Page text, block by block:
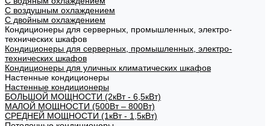
С воздушным охлаждением
С двойным охлаждением
Кондиционеры для серверных, промышленных, электро-
технических шкафов
Кондиционеры для серверных, промышленных, электро-
технических шкафов
Кондиционеры для уличных климатических шкафов
Настенные кондиционеры
Настенные кондиционеры
БОЛЬШОЙ МОЩНОСТИ (2кВт - 6,5кВт)
МАЛОЙ МОЩНОСТИ (500Вт – 800Вт)
СРЕДНЕЙ МОЩНОСТИ (1кВт - 1,5кВт)